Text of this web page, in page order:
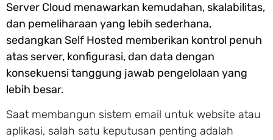
Server Cloud menawarkan kemudahan, skalabilitas,
dan pemeliharaan yang lebih sederhana,
sedangkan Self Hosted memberikan kontrol penuh
atas server, konfigurasi, dan data dengan
konsekuensi tanggung jawab pengelolaan yang
lebih besar.
Saat membangun sistem email untuk website atau
aplikasi, salah satu keputusan penting adalah